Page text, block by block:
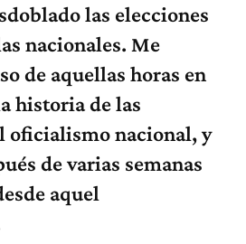
las elecciones
nacionales. Me
de aquellas horas en
historia de las
oficialismo nacional, y
de varias semanas
aquel